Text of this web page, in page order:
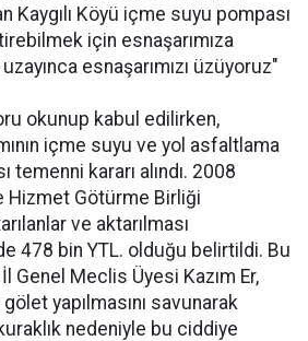
Kaygılı Köyü içme suyu pompası
için esnaşarımıza
esnaşarımızı üzüyoruz"
okunup kabul edilirken,
içme suyu ve yol asfaltlama
temenni kararı alındı. 2008
Hizmet Götürme Birliği
ve aktarılması
478 bin YTL. olduğu belirtildi. Bu
Genel Meclis Üyesi Kazım Er,
yapılmasını savunarak
nedeniyle bu ciddiye